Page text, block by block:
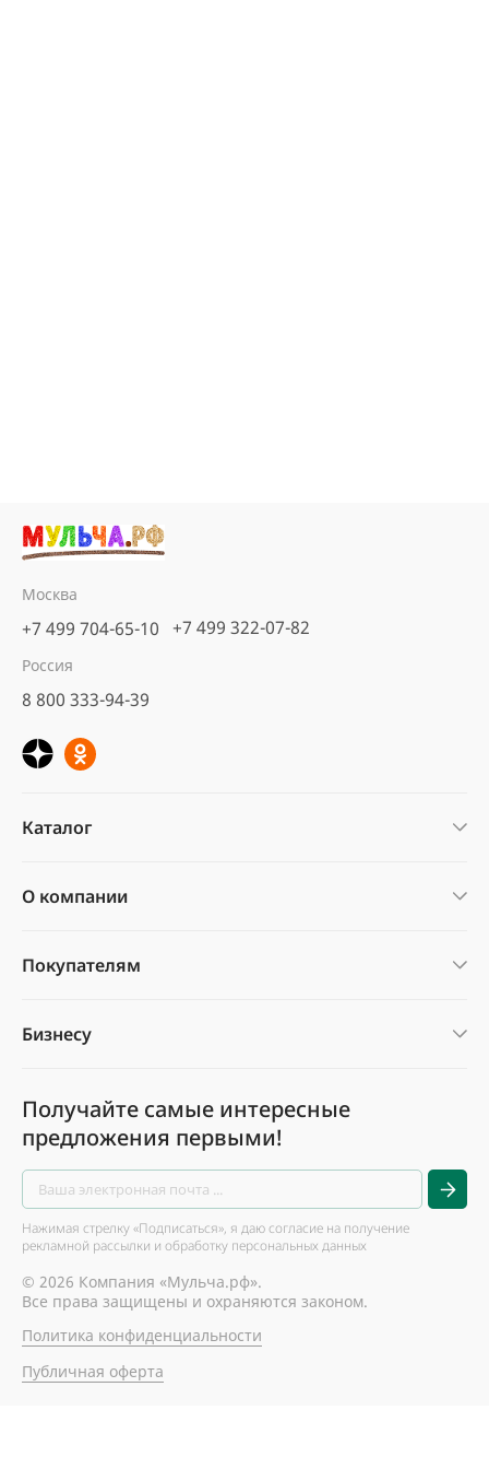
Москва
+7 499 704-65-10 +7 499 322-07-82
Россия
8 800 333-94-39
Каталог
О компании
Покупателям
Бизнесу
Получайте самые интересные
предложения первыми!
Нажимая стрелку «Подписаться», я даю согласие на получение
рекламной рассылки и обработку персональных данных
© 2026 Компания «Мульча.рф».
Все права защищены и охраняются законом.
Политика конфиденциальности
Публичная оферта